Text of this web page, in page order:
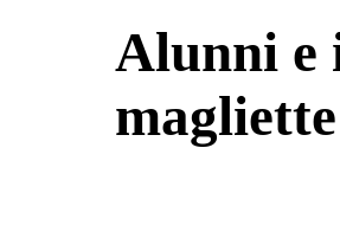
Alunni e